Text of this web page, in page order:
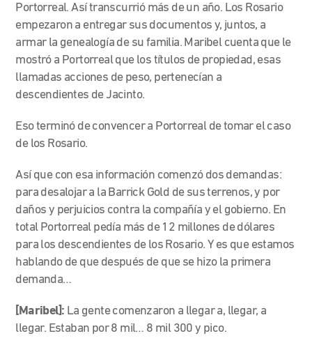
Portorreal. Así transcurrió más de un año. Los Rosario
empezaron a entregar sus documentos y, juntos, a
armar la genealogía de su familia. Maribel cuenta que le
mostró a Portorreal que los títulos de propiedad, esas
llamadas acciones de peso, pertenecían a
descendientes de Jacinto.
Eso terminó de convencer a Portorreal de tomar el caso
de los Rosario.
Así que con esa información comenzó dos demandas:
para desalojar a la Barrick Gold de sus terrenos, y por
daños y perjuicios contra la compañía y el gobierno. En
total Portorreal pedía más de 12 millones de dólares
para los descendientes de los Rosario. Y es que estamos
hablando de que después de que se hizo la primera
demanda…
[Maribel]: La gente comenzaron a llegar a, llegar, a
llegar. Estaban por 8 mil… 8 mil 300 y pico.